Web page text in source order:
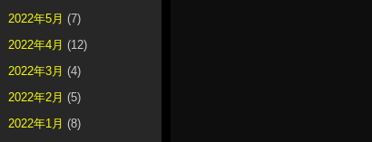
2022年5月 (7)
2022年4月 (12)
2022年3月 (4)
2022年2月 (5)
2022年1月 (8)